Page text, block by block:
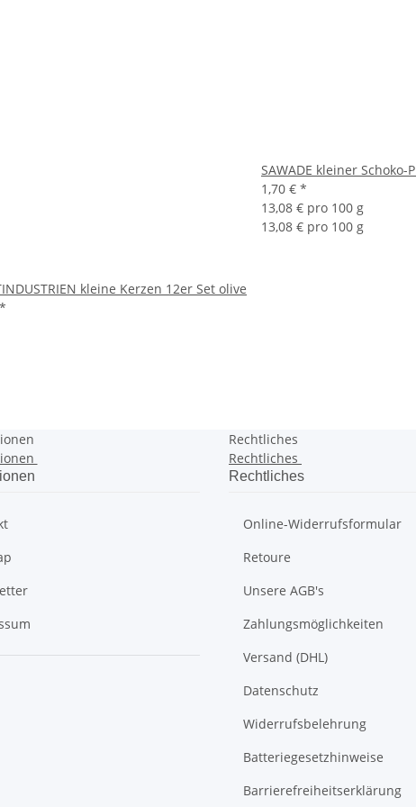
kleine Kerzen 12er Set olive
*
SAWADE kleiner Schoko-
1,70 € *
13,08 € pro 100 g
13,08 € pro 100 g
Rechtliches
Rechtliches
Rechtliches
Online-Widerrufsformular
Retoure
Unsere AGB's
Zahlungsmöglichkeiten
Versand (DHL)
Datenschutz
Widerrufsbelehrung
Batteriegesetzhinweise
Barrierefreiheitserklärung